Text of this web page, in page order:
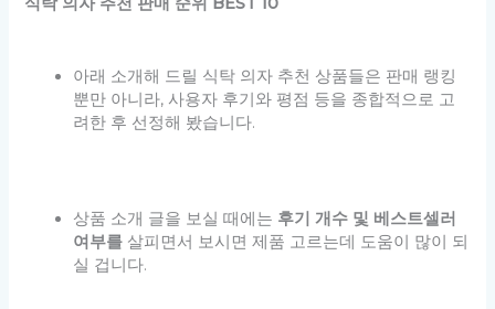
아래 소개해 드릴 식탁 의자 추천 상품들은 판매 랭킹
뿐만 아니라, 사용자 후기와 평점 등을 종합적으로 고
려한 후 선정해 봤습니다.
상품 소개 글을 보실 때에는 후기 개수 및 베스트셀러
여부를 살피면서 보시면 제품 고르는데 도움이 많이 되
실 겁니다.